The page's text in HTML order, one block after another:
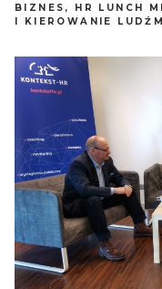
BIZNES , HR LUNCH
I KIEROWANIE